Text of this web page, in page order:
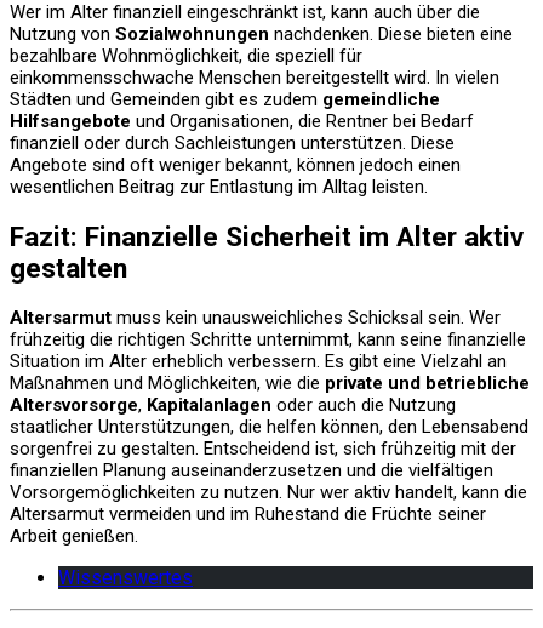
Wer im Alter finanziell eingeschränkt ist, kann auch über die
Nutzung von Sozialwohnungen nachdenken. Diese bieten eine
bezahlbare Wohnmöglichkeit, die speziell für
einkommensschwache Menschen bereitgestellt wird. In vielen
Städten und Gemeinden gibt es zudem gemeindliche
Hilfsangebote und Organisationen, die Rentner bei Bedarf
finanziell oder durch Sachleistungen unterstützen. Diese
Angebote sind oft weniger bekannt, können jedoch einen
wesentlichen Beitrag zur Entlastung im Alltag leisten.
Fazit: Finanzielle Sicherheit im Alter aktiv
gestalten
Altersarmut muss kein unausweichliches Schicksal sein. Wer
frühzeitig die richtigen Schritte unternimmt, kann seine finanzielle
Situation im Alter erheblich verbessern. Es gibt eine Vielzahl an
Maßnahmen und Möglichkeiten, wie die private und betriebliche
Altersvorsorge, Kapitalanlagen oder auch die Nutzung
staatlicher Unterstützungen, die helfen können, den Lebensabend
sorgenfrei zu gestalten. Entscheidend ist, sich frühzeitig mit der
finanziellen Planung auseinanderzusetzen und die vielfältigen
Vorsorgemöglichkeiten zu nutzen. Nur wer aktiv handelt, kann die
Altersarmut vermeiden und im Ruhestand die Früchte seiner
Arbeit genießen.
Wissenswertes